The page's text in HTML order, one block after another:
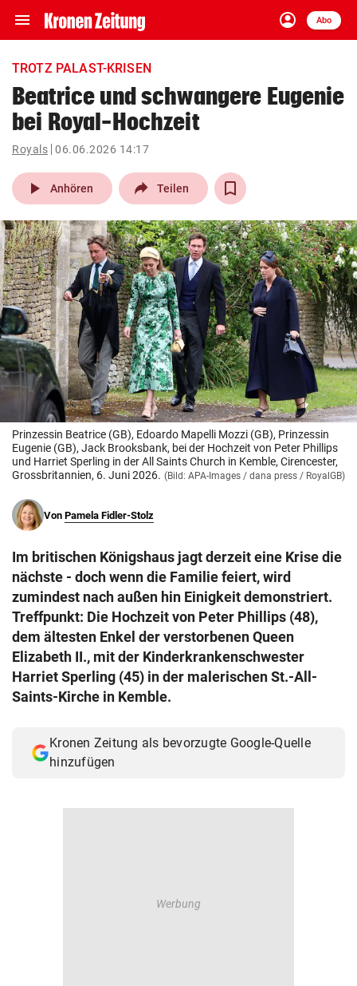
menu Navigation
ein-/ausklappen
account_circle
Anmelden
Abo
close Schließen
account_circle Anmelden
pin_drop
Wien arrow_right
bookmark
search
Suchbegriff
eingeben
© Krone Multimedia GmbH & Co KG 2026
Muthgasse 2, 1190 Wien
TROTZ PALAST-KRISEN
Beatrice und schwangere Eugenie
bei Royal-Hochzeit
Royals 06.06.2026 14:17
play_arrow Anhören Teilen
Prinzessin Beatrice (GB), Edoardo Mapelli Mozzi (GB), Prinzessin
Eugenie (GB), Jack Brooksbank, bei der Hochzeit von Peter Phillips
und Harriet Sperling in der All Saints Church in Kemble, Cirencester,
Grossbritannien, 6. Juni 2026. (Bild: APA-Images / dana press / RoyalGB)
Von Pamela Fidler-Stolz
Im britischen Königshaus jagt derzeit eine Krise die
nächste - doch wenn die Familie feiert, wird
zumindest nach außen hin Einigkeit demonstriert.
Treffpunkt: Die Hochzeit von Peter Phillips (48),
dem ältesten Enkel der verstorbenen Queen
Elizabeth II., mit der Kinderkrankenschwester
Harriet Sperling (45) in der malerischen St.-All-
Saints-Kirche in Kemble.
Kronen Zeitung als bevorzugte Google-Quelle
hinzufügen